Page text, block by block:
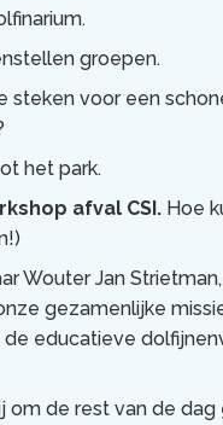
groepen.
steken voor een
het park.
afval CSI. Hoe
Wouter Jan
gezamenlijke
de educatieve
om de rest van de dag